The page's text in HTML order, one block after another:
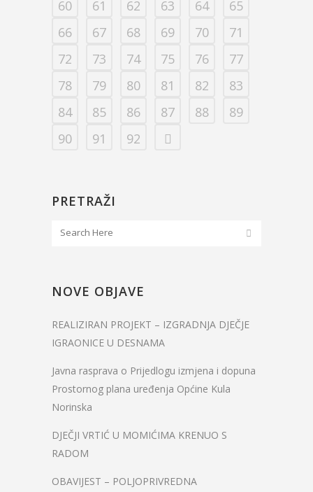
60 61 62 63 64
65
66
67 68 69 70
71
72
73 74 75 76
77
78
79 80 81 82
83
84
85 86 87 88
89
90
91 92
PRETRAŽI
NOVE OBJAVE
REALIZIRAN PROJEKT – IZGRADNJA DJEČJE
IGRAONICE U DESNAMA
Javna rasprava o Prijedlogu izmjena i dopuna
Prostornog plana uređenja Općine Kula
Norinska
DJEČJI VRTIĆ U MOMIĆIMA KRENUO S
RADOM
OBAVIJEST – POLJOPRIVREDNA